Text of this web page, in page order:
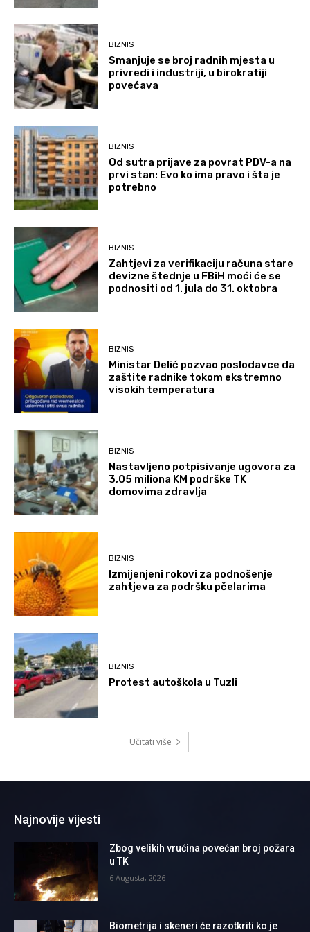
BIZNIS
Smanjuje se broj radnih mjesta u
privredi i industriji, u birokratiji
povećava
BIZNIS
Od sutra prijave za povrat PDV-a na
prvi stan: Evo ko ima pravo i šta je
potrebno
BIZNIS
Zahtjevi za verifikaciju računa stare
devizne štednje u FBiH moći će se
podnositi od 1. jula do 31. oktobra
BIZNIS
Ministar Delić pozvao poslodavce da
zaštite radnike tokom ekstremno
visokih temperatura
BIZNIS
Nastavljeno potpisivanje ugovora za
3,05 miliona KM podrške TK
domovima zdravlja
BIZNIS
Izmijenjeni rokovi za podnošenje
zahtjeva za podršku pčelarima
BIZNIS
Protest autoškola u Tuzli
Učitati više
Najnovije vijesti
Zbog velikih vrućina povećan broj požara
u TK
6 Augusta, 2026
Biometrija i skeneri će razotkriti ko je